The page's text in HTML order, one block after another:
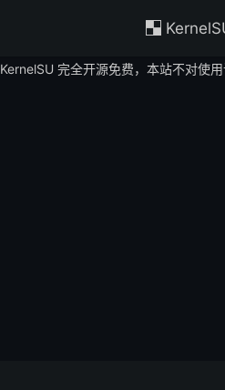

KernelSU 完全开源免费，本站不对使